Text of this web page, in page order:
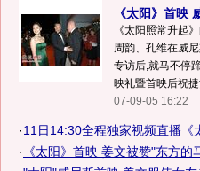
《太阳》首映
《太阳照常升起
周韵、孔维在威
专访后,就马不停
映礼暨首映后祝
07-09-05 16:22
·11日14:30全程独家视频直播《
· 《太阳》首映 姜文被赞"东方的